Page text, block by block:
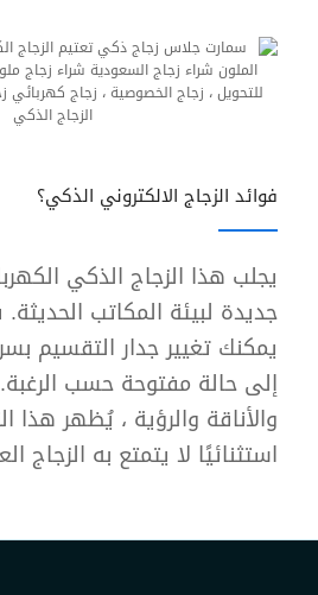
فوائد الزجاج الالكتروني الذكي؟
يجلب هذا الزجاج الذكي
جديدة لبيئة المكاتب
يمكنك تغيير جدار التقسيم
إلى حالة مفتوحة حسب
والأناقة والرؤية ، يُظهر هذا
استثنائيًا لا يتمتع به الزجاج